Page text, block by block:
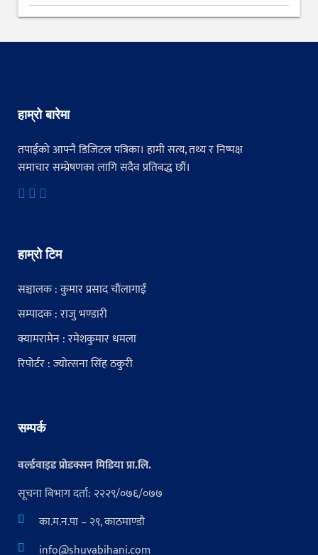
हाम्रो बारेमा
तपाईंको आफ्नै डिजिटल पत्रिका। हामी सत्य, तथ्य र निष्पक्ष
समाचार सम्प्रेषणका लागि सदैव प्रतिबद्ध छौं।
हाम्रो टिम
सञ्चालक : कुमार प्रसाद चौंलागाईं
सम्पादक : राजु भण्डारी
क्यामरामेन : रमेशकुमार धमला
रिपोर्टर : ज्योत्सना सिंह ठकुरी
सम्पर्क
वर्ल्डवाइड प्रोडक्सन मिडिया प्रा.लि.
सूचना बिभाग दर्ता: २२२९/०७६/०७७
का.म.न.पा – २९, काठमाण्डौ
info@shuvabihani.com